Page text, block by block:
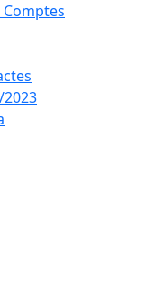
Comptes